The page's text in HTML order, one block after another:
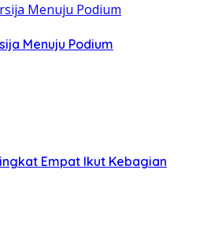
Menuju Podium
Empat Ikut Kebagian